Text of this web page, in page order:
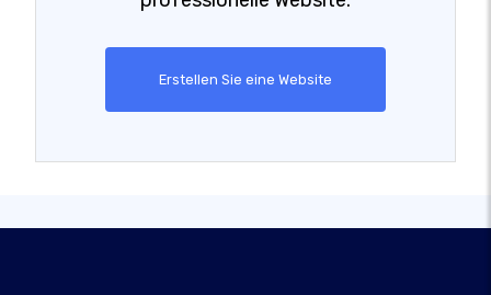
Erstellen Sie eine Website